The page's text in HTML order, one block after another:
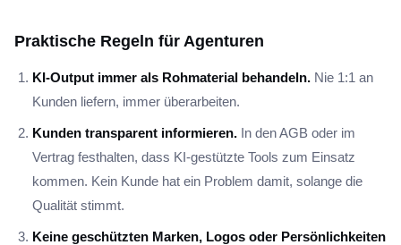
Praktische Regeln für Agenturen
KI-Output immer als Rohmaterial behandeln. Nie 1:1 an
Kunden liefern, immer überarbeiten.
Kunden transparent informieren. In den AGB oder im
Vertrag festhalten, dass KI-gestützte Tools zum Einsatz
kommen. Kein Kunde hat ein Problem damit, solange die
Qualität stimmt.
Keine geschützten Marken, Logos oder Persönlichkeiten